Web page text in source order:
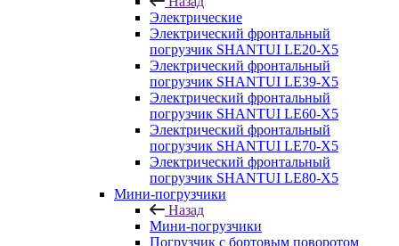
Электрические
Электрический фронтальный
погрузчик SHANTUI LE20-X5
Электрический фронтальный
погрузчик SHANTUI LE39-X5
Электрический фронтальный
погрузчик SHANTUI LE60-X5
Электрический фронтальный
погрузчик SHANTUI LE70-X5
Электрический фронтальный
погрузчик SHANTUI LE80-X5
Мини-погрузчики
Назад
Мини-погрузчики
Погрузчик с бортовым поворотом